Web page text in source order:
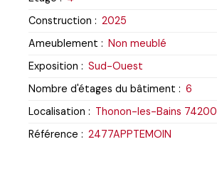
Construction : 2025
Ameublement : Non meublé
Exposition : Sud-Ouest
Nombre d'étages du bâtiment : 6
Localisation : Thonon-les-Bains 74200
Référence : 2477APPTEMOIN